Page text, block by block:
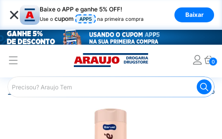
× Baixe o APP e ganhe 5% OFF!
Use o cupom APP5 na primeira compra
Baixar
0
Araujo Higiene Pessoal